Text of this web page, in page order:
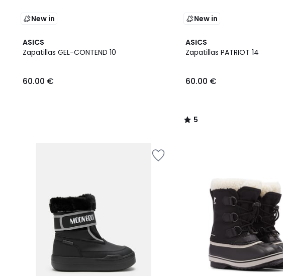
New in
ASICS
Zapatillas GEL-CONTEND 10
60.00 €
New in
ASICS
Zapatillas PATRIOT 14
60.00 €
5
/
5
/